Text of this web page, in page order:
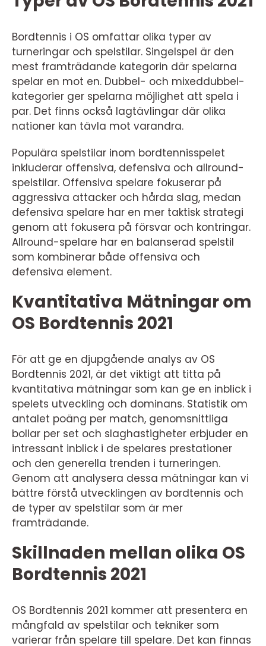
Bordtennis i OS omfattar olika typer av
turneringar och spelstilar. Singelspel är den
mest framträdande kategorin där spelarna
spelar en mot en. Dubbel- och mixeddubbel-
kategorier ger spelarna möjlighet att spela i
par. Det finns också lagtävlingar där olika
nationer kan tävla mot varandra.
Populära spelstilar inom bordtennisspelet
inkluderar offensiva, defensiva och allround-
spelstilar. Offensiva spelare fokuserar på
aggressiva attacker och hårda slag, medan
defensiva spelare har en mer taktisk strategi
genom att fokusera på försvar och kontringar.
Allround-spelare har en balanserad spelstil
som kombinerar både offensiva och
defensiva element.
Kvantitativa Mätningar om
OS Bordtennis 2021
För att ge en djupgående analys av OS
Bordtennis 2021, är det viktigt att titta på
kvantitativa mätningar som kan ge en inblick i
spelets utveckling och dominans. Statistik om
antalet poäng per match, genomsnittliga
bollar per set och slaghastigheter erbjuder en
intressant inblick i de spelares prestationer
och den generella trenden i turneringen.
Genom att analysera dessa mätningar kan vi
bättre förstå utvecklingen av bordtennis och
de typer av spelstilar som är mer
framträdande.
Skillnaden mellan olika OS
Bordtennis 2021
OS Bordtennis 2021 kommer att presentera en
mångfald av spelstilar och tekniker som
varierar från spelare till spelare. Det kan finnas